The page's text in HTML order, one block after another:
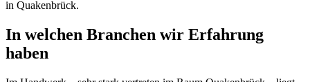
in Quakenbrück.
In welchen Branchen wir Erfahrung
haben